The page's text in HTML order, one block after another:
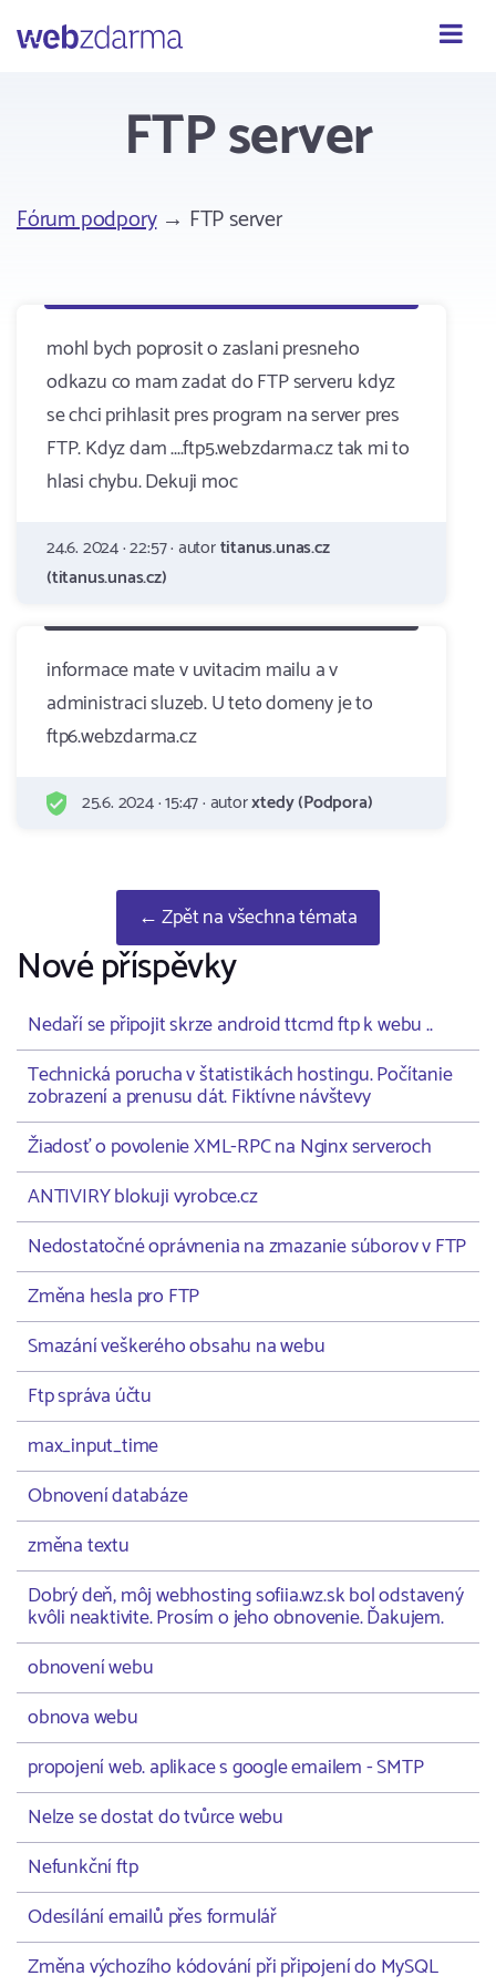
Webzdarma
FTP server
Fórum podpory→ FTP server
mohl bych poprosit o zaslani presneho
odkazu co mam zadat do FTP serveru kdyz
se chci prihlasit pres program na server pres
FTP. Kdyz dam ....ftp5.webzdarma.cz tak mi to
hlasi chybu. Dekuji moc
24.6. 2024 · 22:57 · autortitanus.unas.cz
(titanus.unas.cz)
informace mate v uvitacim mailu a v
administraci sluzeb. U teto domeny je to
ftp6.webzdarma.cz
25.6. 2024 · 15:47 · autorxtedy (Podpora)
← Zpět na všechna témata
Nové příspěvky
Nedaří se připojit skrze android ttcmd ftp k webu ..
Technická porucha v štatistikách hostingu. Počítanie
zobrazení a prenusu dát. Fiktívne návštevy
Žiadosť o povolenie XML-RPC na Nginx serveroch
ANTIVIRY blokuji vyrobce.cz
Nedostatočné oprávnenia na zmazanie súborov v FTP
Změna hesla pro FTP
Smazání veškerého obsahu na webu
Ftp správa účtu
max_input_time
Obnovení databáze
změna textu
Dobrý deň, môj webhosting sofiia.wz.sk bol odstavený
kvôli neaktivite. Prosím o jeho obnovenie. Ďakujem.
obnovení webu
obnova webu
propojení web. aplikace s google emailem - SMTP
Nelze se dostat do tvůrce webu
Nefunkční ftp
Odesílání emailů přes formulář
Změna výchozího kódování při připojení do MySQL